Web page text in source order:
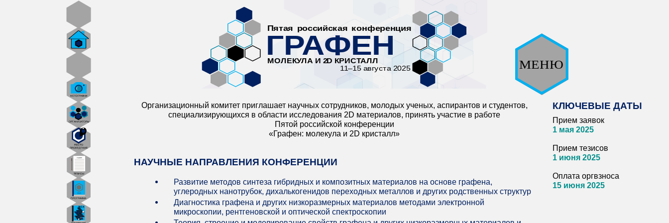
Организационный комитет приглашает научных сотрудников, молодых ученых, аспирантов и студентов,
специализирующихся в области исследования 2D материалов, принять участие в работе
Пятой российской конференции
«Графен: молекула и 2D кристалл»
НАУЧНЫЕ НАПРАВЛЕНИЯ КОНФЕРЕНЦИИ
Развитие методов синтеза гибридных и композитных материалов на основе графена,
углеродных нанотрубок, дихалькогенидов переходных металлов и других родственных структур
Диагностика графена и других низкоразмерных материалов методами электронной
микроскопии, рентгеновской и оптической спектроскопии
КЛЮЧЕВЫЕ ДАТЫ
Прием заявок
1 мая 2025
Прием тезисов
1 июня 2025
Оплата оргвзноса
15 июня 2025